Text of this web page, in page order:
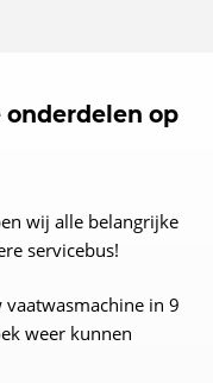
onderdelen op
wij alle belangrijke
servicebus!
in 9
weer kunnen